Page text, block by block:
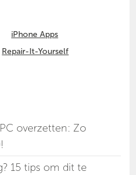
iPhone Apps
Repair-It-Yourself
overzetten: Zo
15 tips om dit te